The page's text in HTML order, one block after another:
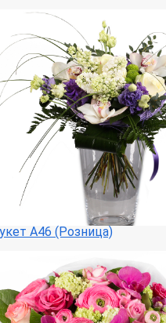
А46 (Розница)